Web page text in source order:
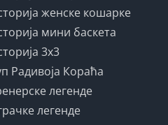
женске кошарке
мини баскета
3x3
Радивоја Кораћа
легенде
легенде